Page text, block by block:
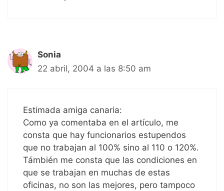
Sonia
22 abril, 2004 a las 8:50 am
Estimada amiga canaria:
Como ya comentaba en el artículo, me
consta que hay funcionarios estupendos
que no trabajan al 100% sino al 110 o 120%.
Támbién me consta que las condiciones en
que se trabajan en muchas de estas
oficinas, no son las mejores, pero tampoco